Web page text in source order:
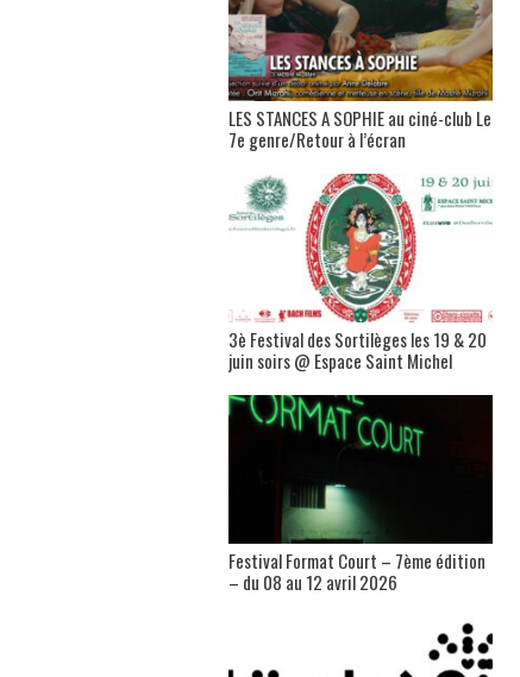
LES STANCES A SOPHIE au ciné-club Le
7e genre/Retour à l’écran
3è Festival des Sortilèges les 19 & 20
juin soirs @ Espace Saint Michel
Festival Format Court – 7ème édition
– du 08 au 12 avril 2026